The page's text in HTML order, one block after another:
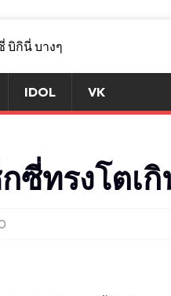
IDOL VK
ซี่ทรงโตเ